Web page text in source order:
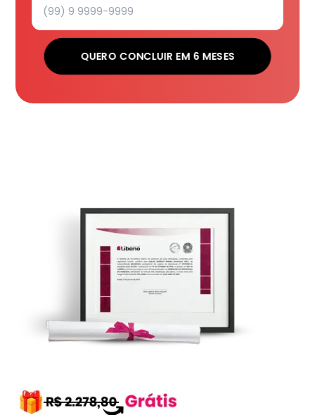
QUERO CONCLUIR EM 6 MESES